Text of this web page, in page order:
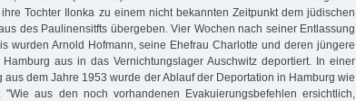
Tochter Ilonka zu einem nicht bekannten Zeitpunkt dem jüdischen
des Paulinensitfts übergeben. Vier Wochen nach seiner Entlassung
wurden Arnold Hofmann, seine Ehefrau Charlotte und deren jüngere
Hamburg aus in das Vernichtungslager Auschwitz deportiert. In einer
aus dem Jahre 1953 wurde der Ablauf der Deportation in Hamburg wie
"Wie aus den noch vorhandenen Evakuierungsbefehlen ersichtlich,